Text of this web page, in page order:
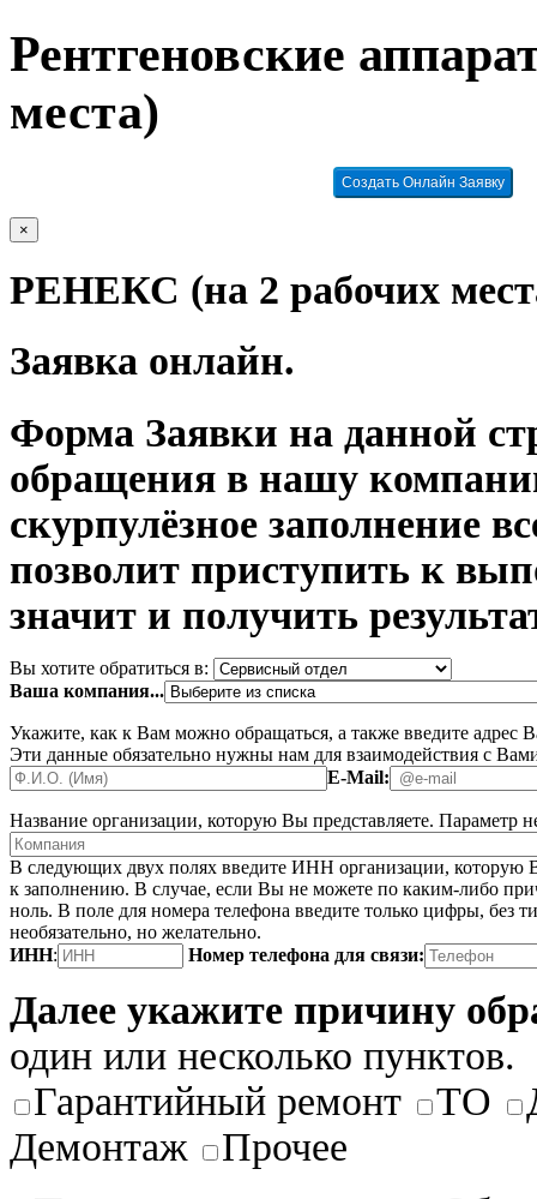
Рентгеновские
места)
Создать Онлайн Заявку
×
РЕНЕКС (на 2 рабочих
Заявка онлайн.
Форма Заявки на данной
обращения в нашу
скурпулёзное заполнение
позволит приступить к
значит и получить
Вы хотите обратиться в:
Ваша компания...
Укажите, как к Вам можно обращаться, а также введите адрес
Эти данные обязательно нужны нам для взаимодействия с
E-Mail:
Название организации, которую Вы представляете. Параметр
В следующих двух полях введите ИНН организации, которую
к заполнению. В случае, если Вы не можете по каким-либо
ноль. В поле для номера телефона введите только цифры, без
необязательно, но желательно.
ИНН: Номер телефона для связи:
Далее укажите причину
один или несколько пунктов.
Гарантийный ремонт
ТО
Демонтаж
Прочее